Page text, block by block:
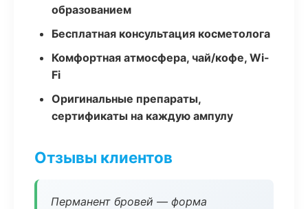
образованием
Бесплатная консультация косметолога
Комфортная атмосфера, чай/кофе, Wi-
Fi
Оригинальные препараты,
сертификаты на каждую ампулу
Отзывы клиентов
Перманент бровей — форма